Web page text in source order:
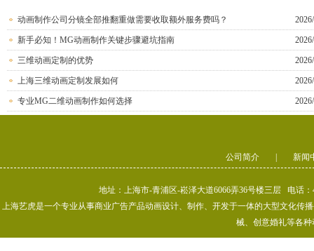
动画制作公司分镜全部推翻重做需要收取额外服务费吗？
新手必知！MG动画制作关键步骤避坑指南
三维动画定制的优势
上海三维动画定制发展如何
专业MG二维动画制作如何选择
公司简介 新闻
地址：上海市-青浦区-崧泽大道6066弄36号楼三层 电话
上海艺虎是一个专业从事商业广告产品动画设计、制作、开发于一体的大型文化传
械、创意婚礼等各